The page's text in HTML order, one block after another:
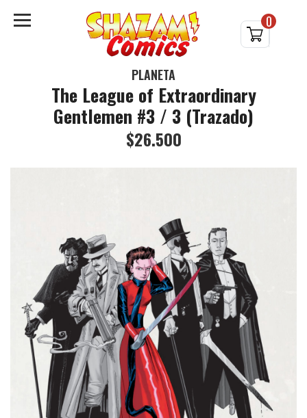
0
PLANETA
The League of Extraordinary
Gentlemen #3 / 3 (Trazado)
$26.500